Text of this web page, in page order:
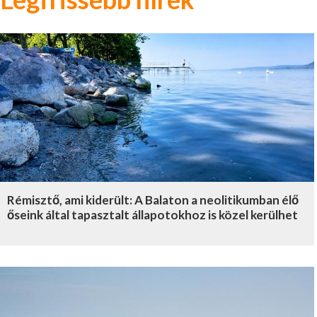
Rémisztő, ami kiderült: A Balaton a neolitikumban élő
őseink által tapasztalt állapotokhoz is közel kerülhet